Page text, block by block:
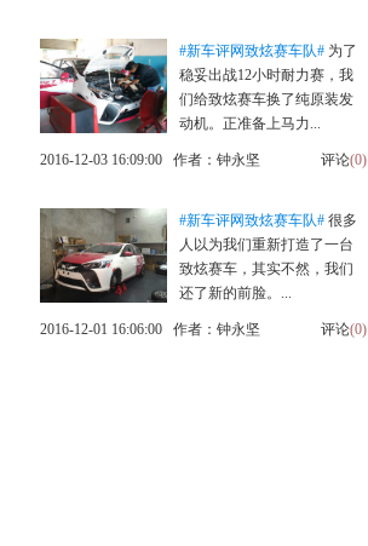
#新车评网致炫赛车队# 为了
稳妥出战12小时耐力赛，我
们给致炫赛车换了纯原装发
动机。正准备上马力...
评论(0)
2016-12-03 16:09:00 作者：钟永坚
#新车评网致炫赛车队# 很多
人以为我们重新打造了一台
致炫赛车，其实不然，我们
还了新的前脸。...
评论(0)
2016-12-01 16:06:00 作者：钟永坚